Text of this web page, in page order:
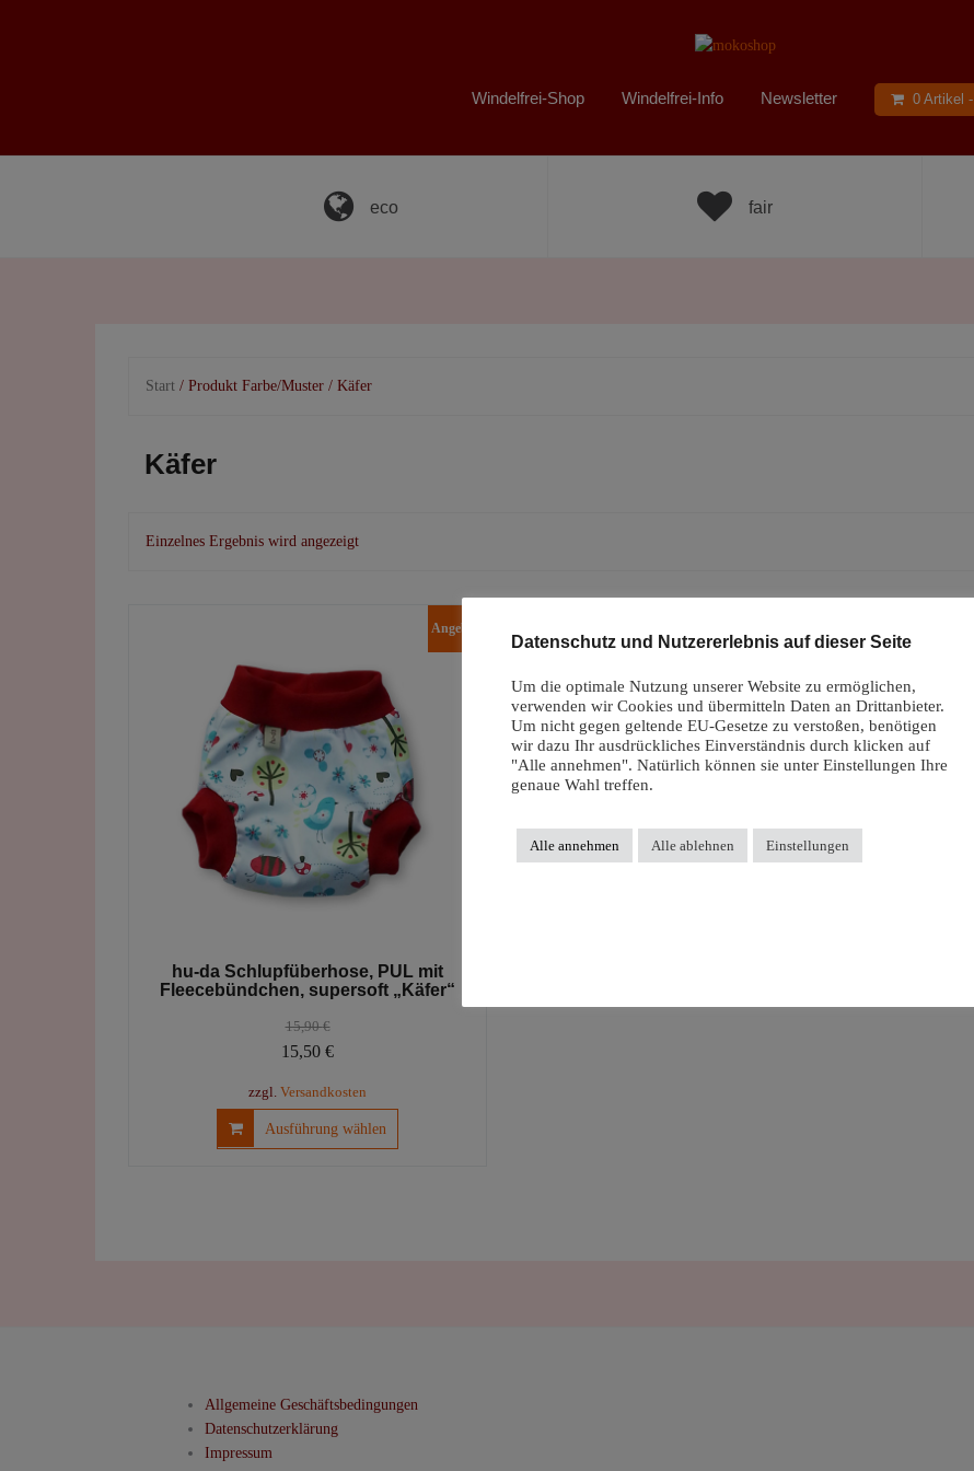
Windelfrei-Shop Windelfrei-Info Newsletter 0 Artikel -
eco fair
Start / Produkt Farbe/Muster / Käfer
Käfer
Einzelnes Ergebnis wird angezeigt
Angebot!
hu-da Schlupfüberhose, PUL mit
Fleecebündchen, supersoft „Käfer“
15,90€
Ursprünglicher
war:
15,90 €
15,50 €Aktueller
ist:
15,50 €.
zzgl. Versandkosten
Ausführung wählen
gewählt
Allgemeine Geschäftsbedingungen
Datenschutzerklärung
Impressum
Datenschutz und Nutzererlebnis auf dieser Seite
Um die optimale Nutzung unserer Website zu ermöglichen,
verwenden wir Cookies und übermitteln Daten an Drittanbieter.
Um nicht gegen geltende EU-Gesetze zu verstoßen, benötigen
wir dazu Ihr ausdrückliches Einverständnis durch klicken auf
"Alle annehmen". Natürlich können sie unter Einstellungen Ihre
genaue Wahl treffen.
Alle annehmen Alle ablehnen Einstellungen